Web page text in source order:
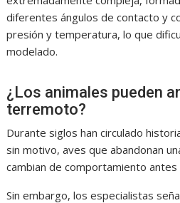
diferentes ángulos de contacto y
presión y temperatura, lo que
modelado.
¿Los animales pueden
terremoto?
Durante siglos han circulado
sin motivo, aves que abandonan
cambian de comportamiento antes
Sin embargo, los especialistas